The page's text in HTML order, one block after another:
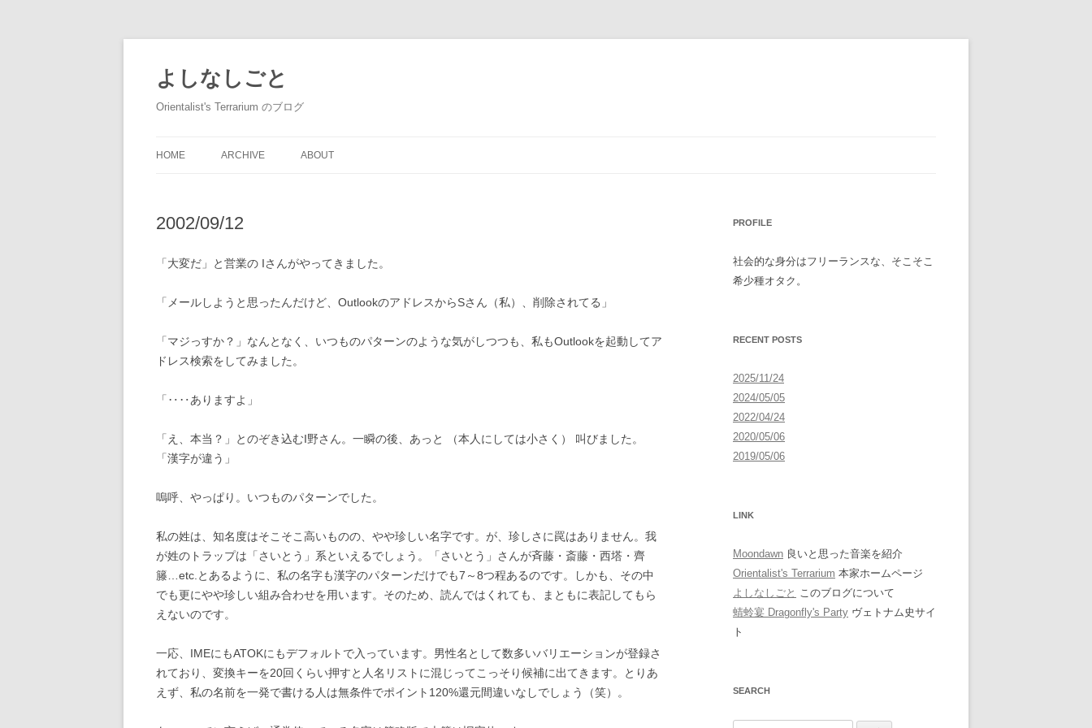
テ
ン
ツ
へ
ス
よしなしごと
Orientalist's Terrarium のブログ
HOME ARCHIVE ABOUT
2002/09/12
「大変だ」と営業の Iさんがやってきました。
「メールしようと思ったんだけど、OutlookのアドレスからSさん（私）、削除されてる」
「マジっすか？」なんとなく、いつものパターンのような気がしつつも、私もOutlookを起動してア
ドレス検索をしてみました。
「‥‥ありますよ」
「え、本当？」とのぞき込むI野さん。一瞬の後、あっと （本人にしては小さく） 叫びました。
「漢字が違う」
嗚呼、やっぱり。いつものパターンでした。
私の姓は、知名度はそこそこ高いものの、やや珍しい名字です。が、珍しさに罠はありません。我
が姓のトラップは「さいとう」系といえるでしょう。「さいとう」さんが斉藤・斎藤・西塔・齊
籐…etc.とあるように、私の名字も漢字のパターンだけでも7～8つ程あるのです。しかも、その中
でも更にやや珍しい組み合わせを用います。そのため、読んではくれても、まともに表記してもら
えないのです。
一応、IMEにもATOKにもデフォルトで入っています。男性名として数多いバリエーションが登録さ
れており、変換キーを20回くらい押すと人名リストに混じってこっそり候補に出てきます。とりあ
えず、私の名前を一発で書ける人は無条件でポイント120%還元間違いなしでしょう（笑）。
PROFILE
社会的な身分はフリーランスな、そこそこ
希少種オタク。
RECENT POSTS
2025/11/24
2024/05/05
2022/04/24
2020/05/06
2019/05/06
LINK
Moondawn 良いと思った音楽を紹介
Orientalist's Terrarium 本家ホームページ
よしなしごと このブログについて
蜻蛉宴 Dragonfly's Party ヴェトナム史サイ
ト
SEARCH